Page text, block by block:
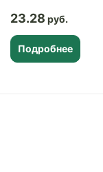
23.28
Подробнее